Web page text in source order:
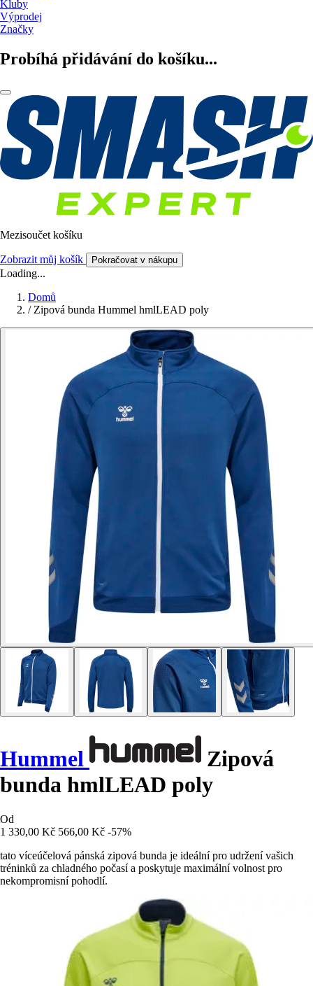
Kluby
Výprodej
Značky
Probíhá přidávání do košíku...
Mezisoučet košíku
Zobrazit můj košík Pokračovat v nákupu
Loading...
Domů
/ Zipová bunda Hummel hmlLEAD poly
Hummel
Zipová
bunda hmlLEAD poly
Od
1 330,00 Kč 566,00 Kč -57%
tato víceúčelová pánská zipová bunda je ideální pro udržení vašich
tréninků za chladného počasí a poskytuje maximální volnost pro
nekompromisní pohodlí.